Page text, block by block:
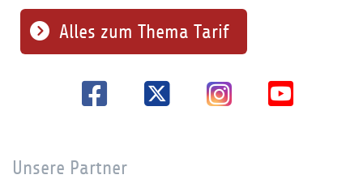
Alles zum Thema Tarif
Unsere Partner